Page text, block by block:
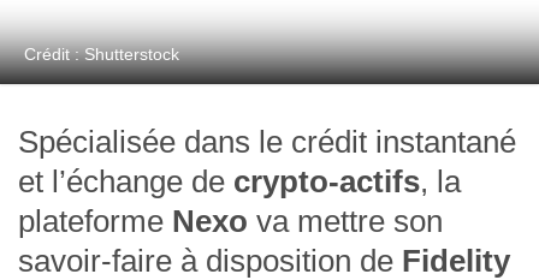
Crédit : Shutterstock
Spécialisée dans le crédit instantané
et l’échange de crypto-actifs, la
plateforme Nexo va mettre son
savoir-faire à disposition de Fidelity